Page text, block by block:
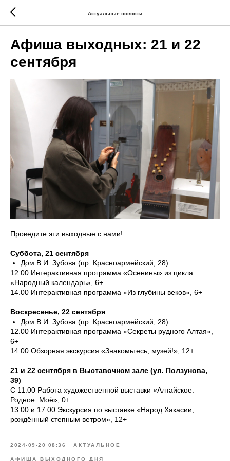
Актуальные новости
Афиша выходных: 21 и 22
сентября
Проведите эти выходные с нами!
Суббота, 21 сентября
Дом В.И. Зубова (пр. Красноармейский, 28)
12.00 Интерактивная программа «Осенины» из цикла
«Народный календарь», 6+
14.00 Интерактивная программа «Из глубины веков», 6+
Воскресенье, 22 сентября
Дом В.И. Зубова (пр. Красноармейский, 28)
12.00 Интерактивная программа «Секреты рудного Алтая»,
6+
14.00 Обзорная экскурсия «Знакомьтесь, музей!», 12+
21 и 22 сентября в Выставочном зале (ул. Ползунова,
39)
С 11.00 Работа художественной выставки «Алтайское.
Родное. Моё», 0+
13.00 и 17.00 Экскурсия по выставке «Народ Хакасии,
рождённый степным ветром», 12+
2024-09-20 08:36 АКТУАЛЬНОЕ
АФИША ВЫХОДНОГО ДНЯ